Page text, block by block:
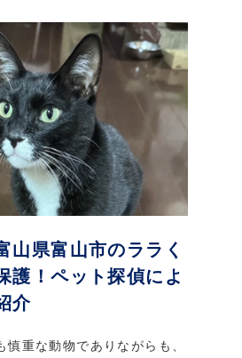
山県富山市のララく
護！ペット探偵によ
介
慎重な動物でありながらも、